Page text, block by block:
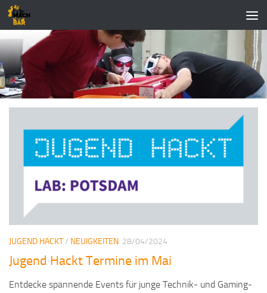
Zum Inhalt springen
JUGEND HACKT/ NEUIGKEITEN 28/04/2024
Jugend Hackt Termine im Mai
Entdecke spannende Events für junge Technik- und Gaming-